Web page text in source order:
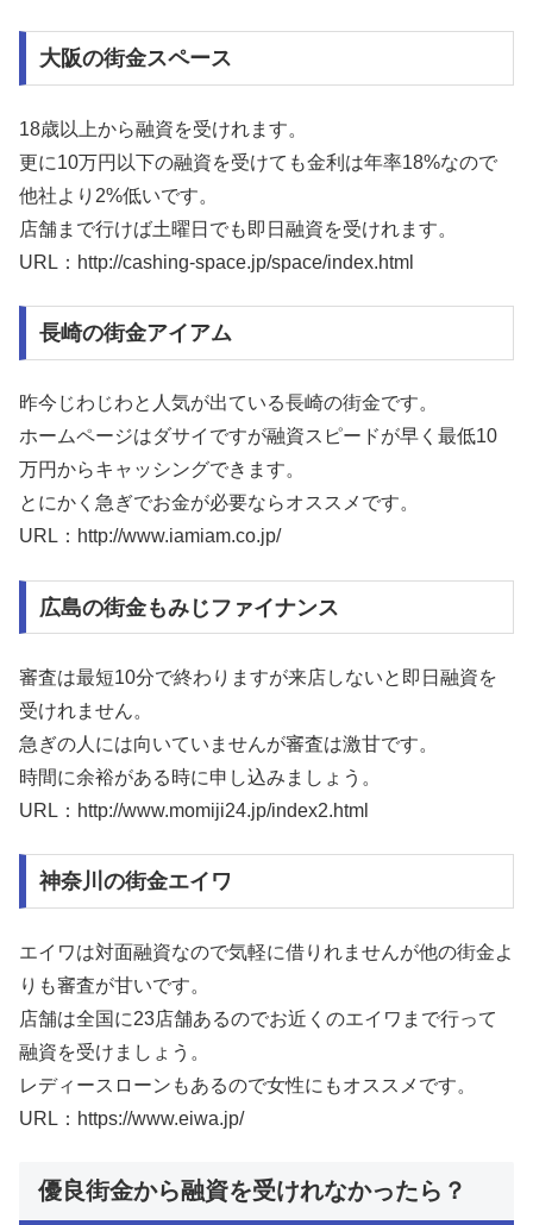
大阪の街金スペース
18歳以上から融資を受けれます。
更に10万円以下の融資を受けても金利は年率18%なので
他社より2%低いです。
店舗まで行けば土曜日でも即日融資を受けれます。
URL：http://cashing-space.jp/space/index.html
長崎の街金アイアム
昨今じわじわと人気が出ている長崎の街金です。
ホームページはダサイですが融資スピードが早く最低10
万円からキャッシングできます。
とにかく急ぎでお金が必要ならオススメです。
URL：http://www.iamiam.co.jp/
広島の街金もみじファイナンス
審査は最短10分で終わりますが来店しないと即日融資を
受けれません。
急ぎの人には向いていませんが審査は激甘です。
時間に余裕がある時に申し込みましょう。
URL：http://www.momiji24.jp/index2.html
神奈川の街金エイワ
エイワは対面融資なので気軽に借りれませんが他の街金よ
りも審査が甘いです。
店舗は全国に23店舗あるのでお近くのエイワまで行って
融資を受けましょう。
レディースローンもあるので女性にもオススメです。
URL：https://www.eiwa.jp/
優良街金から融資を受けれなかったら？